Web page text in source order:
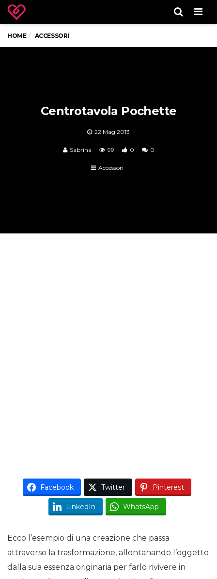
HOME ACCESSORI
Centrotavola Pochette
22 Mag 2013
Sabrina 99 0 0
Accessori
Facebook Twitter Pinterest
LinkedIn WhatsApp
Ecco l’esempio di una creazione che passa
attraverso la trasformazione, allontanando l’oggetto
dalla sua essenza originaria per farlo rivivere in